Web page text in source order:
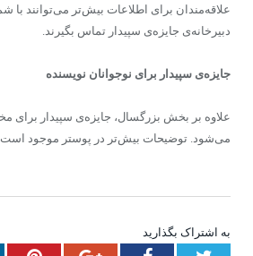
دبیرخانه‌ی جایزه‌ی سپیدار تماس بگیرند.
جایزه‌ی سپیدار برای نوجوانان نویسنده
علاوه بر بخش بزرگسال، جایزه‌ی سپیدار برای
می‌‌شود. توضیحات بیش‌تر در پوستر موجود است.
به اشتراک بگذارید